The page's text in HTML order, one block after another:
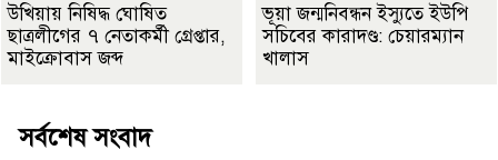
উখিয়ায় নিষিদ্ধ ঘোষিত
ছাত্রলীগের ৭ নেতাকর্মী গ্রেপ্তার,
মাইক্রোবাস জব্দ
ভূয়া জন্মনিবন্ধন ইস্যুতে ইউপি
সচিবের কারাদণ্ড: চেয়ারম্যান
খালাস
সর্বশেষ সংবাদ